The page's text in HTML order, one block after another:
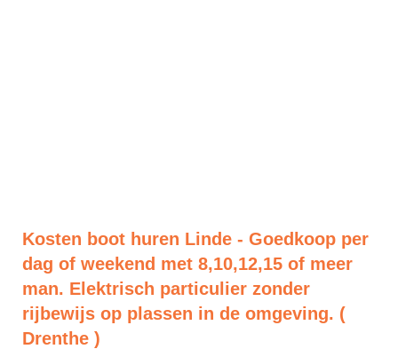
Kosten boot huren Linde - Goedkoop per
dag of weekend met 8,10,12,15 of meer
man. Elektrisch particulier zonder
rijbewijs op plassen in de omgeving. (
Drenthe )